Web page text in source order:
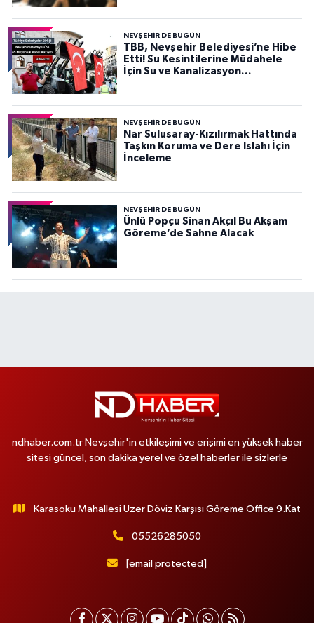
NEVŞEHIR DE BUGÜN
TBB, Nevşehir Belediyesi’ne Hibe
Etti! Su Kesintilerine Müdahele
İçin Su ve Kanalizasyon
NEVŞEHIR DE BUGÜN
Nar Sulusaray-Kızılırmak Hattında
Taşkın Koruma ve Dere Islahı İçin
İnceleme
NEVŞEHIR DE BUGÜN
Ünlü Popçu Sinan Akçıl Bu Akşam
Göreme’de Sahne Alacak
ndhaber.com.tr Nevşehir'in etkileşimi ve erişimi en yüksek haber
sitesi güncel, son dakika yerel ve özel haberler ile sizlerle
Karasoku Mahallesi Uzer Döviz Karşısı Göreme Office 9.Kat
05526285050
[email protected]